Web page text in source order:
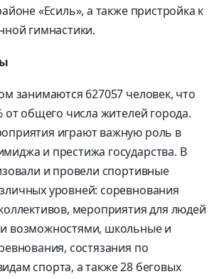
«Есиль», а также пристройка к
гимнастики.
занимаются 627057 человек, что
от общего числа жителей города.
играют важную роль в
и престижа государства. В
и провели спортивные
уровней: соревнования
мероприятия для людей
возможностями, школьные и
состязания по
спорта, а также 28 беговых